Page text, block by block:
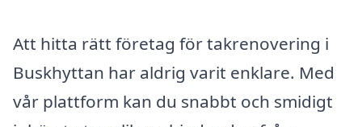
Att hitta rätt företag för takrenovering i
Buskhyttan har aldrig varit enklare. Med
vår plattform kan du snabbt och smidigt